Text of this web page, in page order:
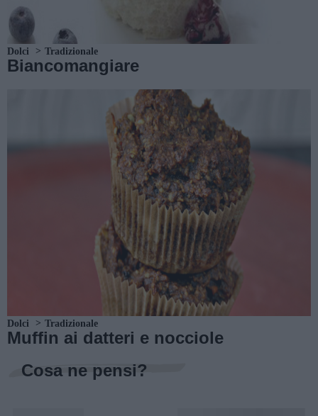
Dolci Tradizionale
Biancomangiare
Dolci Tradizionale
Muffin ai datteri e nocciole
Cosa ne pensi?